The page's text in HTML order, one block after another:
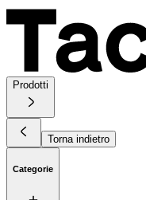
Prodotti
Torna indietro
Categorie